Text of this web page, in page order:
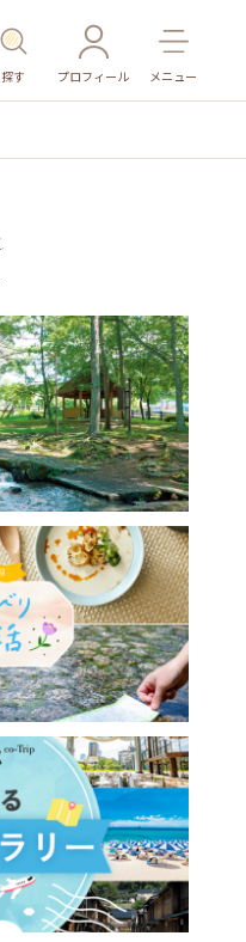
探す プロフィール メニュー
その他施設 ごはん